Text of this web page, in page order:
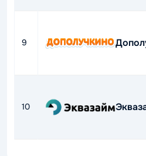
9
10